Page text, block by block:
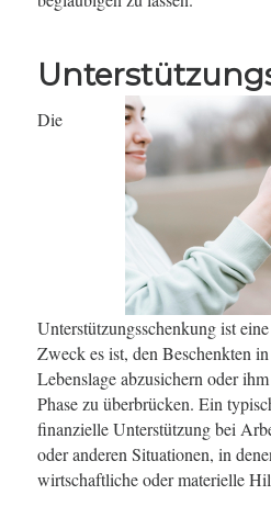
Die
Unterstützungsschenkung ist
Zweck es ist, den Beschenkten
Lebenslage abzusichern oder
Phase zu überbrücken. Ein
finanzielle Unterstützung bei
oder anderen Situationen, in
wirtschaftliche oder materielle